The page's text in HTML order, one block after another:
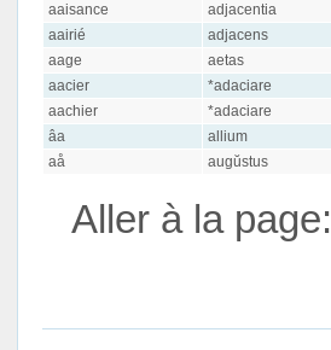
aaisance
adjacentia
aairié
adjacens
aage
aetas
aacier
*adaciare
aachier
*adaciare
âa
allium
aå
augŭstus
Aller à la page: